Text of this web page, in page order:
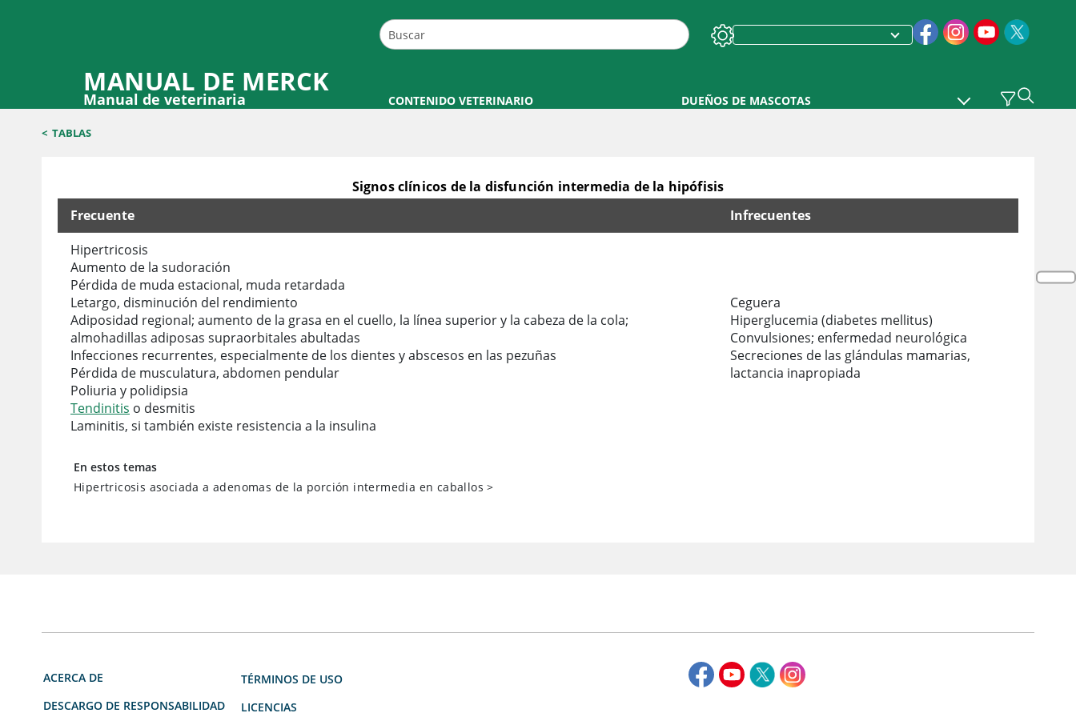
MANUAL DE MERCK
Manual de veterinaria CONTENIDO VETERINARIO DUEÑOS DE MASCOTAS
< TABLAS
Signos clínicos de la disfunción intermedia de la hipófisis
Signos clínicos de la disfunción intermedia de la hipófisis
Frecuente
Infrecuentes
Hipertricosis
Aumento de la sudoración
Pérdida de muda estacional, muda retardada
Letargo, disminución del rendimiento
Adiposidad regional; aumento de la grasa en el cuello, la línea superior y la cabeza de la cola;
almohadillas adiposas supraorbitales abultadas
Infecciones recurrentes, especialmente de los dientes y abscesos en las pezuñas
Pérdida de musculatura, abdomen pendular
Poliuria y polidipsia
Tendinitis o desmitis
Laminitis, si también existe resistencia a la insulina
Ceguera
Hiperglucemia (diabetes mellitus)
Convulsiones; enfermedad neurológica
Secreciones de las glándulas mamarias,
lactancia inapropiada
En estos temas
Hipertricosis asociada a adenomas de la porción intermedia en caballos >
ACERCA DE
DESCARGO DE RESPONSABILIDAD
TÉRMINOS DE USO
LICENCIAS